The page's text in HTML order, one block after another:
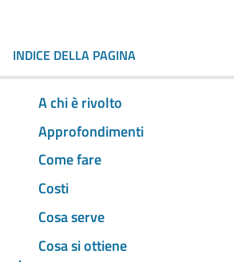
INDICE DELLA PAGINA
A chi è rivolto
Approfondimenti
Come fare
Costi
Cosa serve
Cosa si ottiene